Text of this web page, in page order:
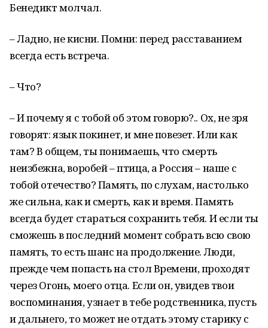
Бенедикт молчал.
– Ладно, не кисни. Помни: перед расставанием
всегда есть встреча.
– Что?
– И почему я с тобой об этом говорю?.. Ох, не зря
говорят: язык покинет, и мне повезет. Или как
там? В общем, ты понимаешь, что смерть
неизбежна, воробей – птица, а Россия – наше с
тобой отечество? Память, по слухам, настолько
же сильна, как и смерть, как и время. Память
всегда будет стараться сохранить тебя. И если ты
сможешь в последний момент собрать всю свою
память, то есть шанс на продолжение. Люди,
прежде чем попасть на стол Времени, проходят
через Огонь, моего отца. Если он, увидев твои
воспоминания, узнает в тебе родственника, пусть
и дальнего, то может не отдать этому старику с